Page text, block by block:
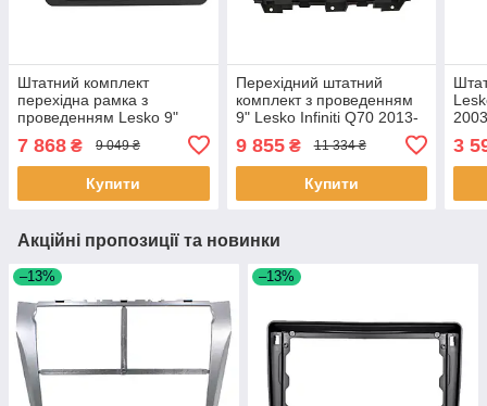
Штатний комплект
перехідна рамка з
проведенням Lesko 9"
Audi A4 2009-2016 (повна
комплектація) CAN-BUS 2
шт.
7 868 ₴ 9 049 ₴
Купити
Перехідний штатний
комплект з проведенням
9" Lesko Infiniti Q70 2013-
2020 + canbus (1234-304)
2 шт.
9 855₴ 11 334 ₴
Купити
3
Акційні пропозиції та новинки
–13% –13%